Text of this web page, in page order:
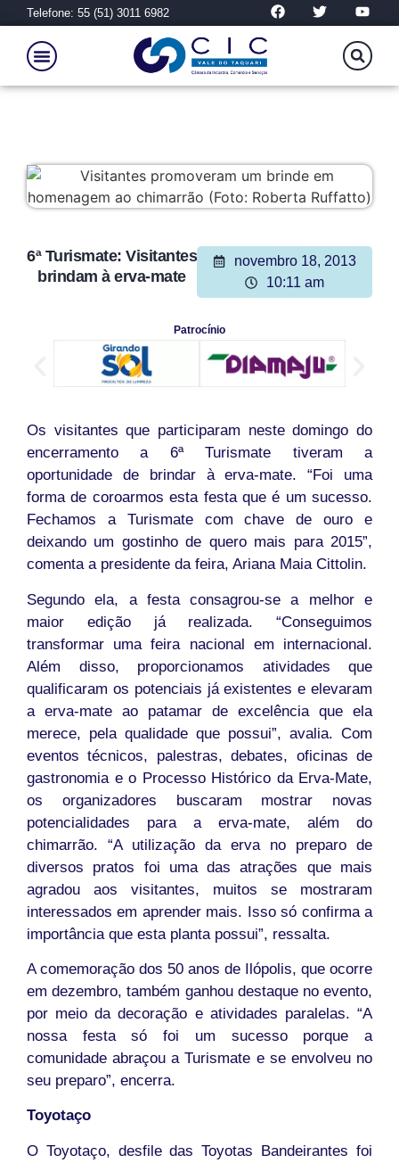
Telefone: 55 (51) 3011 6982
6ª Turismate: Visitantes
brindam à erva-mate
novembro 18, 2013
10:11 am
Patrocínio
Os visitantes que participaram neste domingo do
encerramento a 6ª Turismate tiveram a
oportunidade de brindar à erva-mate. “Foi uma
forma de coroarmos esta festa que é um sucesso.
Fechamos a Turismate com chave de ouro e
deixando um gostinho de quero mais para 2015”,
comenta a presidente da feira, Ariana Maia Cittolin.
Segundo ela, a festa consagrou-se a melhor e
maior edição já realizada. “Conseguimos
transformar uma feira nacional em internacional.
Além disso, proporcionamos atividades que
qualificaram os potenciais já existentes e elevaram
a erva-mate ao patamar de excelência que ela
merece, pela qualidade que possui”, avalia. Com
eventos técnicos, palestras, debates, oficinas de
gastronomia e o Processo Histórico da Erva-Mate,
os organizadores buscaram mostrar novas
potencialidades para a erva-mate, além do
chimarrão. “A utilização da erva no preparo de
diversos pratos foi uma das atrações que mais
agradou aos visitantes, muitos se mostraram
interessados em aprender mais. Isso só confirma a
importância que esta planta possui”, ressalta.
A comemoração dos 50 anos de Ilópolis, que ocorre
em dezembro, também ganhou destaque no evento,
por meio da decoração e atividades paralelas. “A
nossa festa só foi um sucesso porque a
comunidade abraçou a Turismate e se envolveu no
seu preparo”, encerra.
Toyotaço
O Toyotaço, desfile das Toyotas Bandeirantes foi